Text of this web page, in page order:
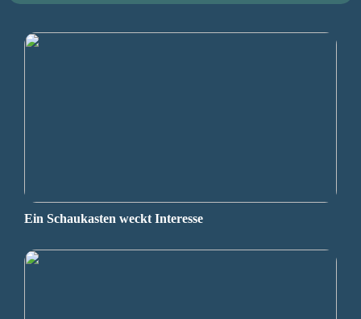
Ein Schaukasten weckt Interesse